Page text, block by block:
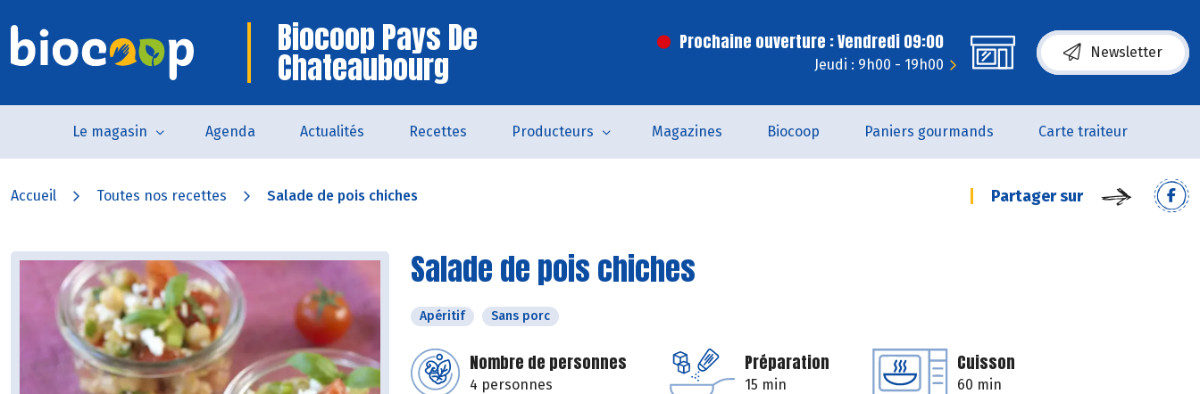
Biocoop Pays De
Chateaubourg
Prochaine ouverture : Vendredi 09:00
Jeudi : 9h00 - 19h00
Newsletter
Le magasin Agenda Actualités Recettes Producteurs Magazines Biocoop Paniers gourmands Carte traiteur
Accueil Toutes nos recettes Salade de pois chiches Partager sur
Salade de pois chiches
Apéritif Sans porc
Nombre de personnes
4 personnes
Préparation
15 min
Cuisson
60 min